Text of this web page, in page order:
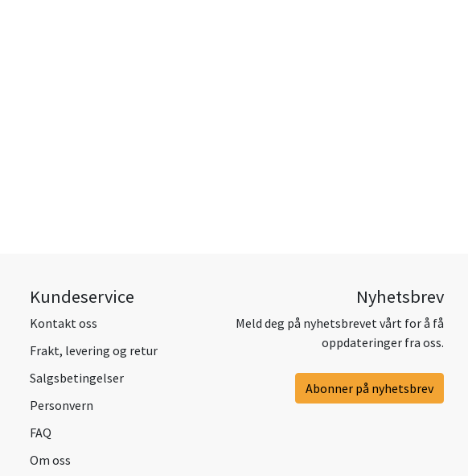
Kundeservice
Kontakt oss
Frakt, levering og retur
Salgsbetingelser
Personvern
FAQ
Om oss
Nyhetsbrev
Meld deg på nyhetsbrevet vårt for å få
oppdateringer fra oss.
Abonner på nyhetsbrev